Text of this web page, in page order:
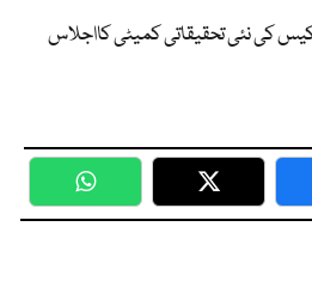
کی نئی تحقیقاتی کمیٹی کااجلاس
WhatsApp Twitter